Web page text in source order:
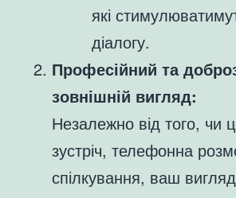
які
діалогу.
Професійний та
зовнішній вигляд:
Незалежно від того, чи
зустріч, телефонна
спілкування, ваш